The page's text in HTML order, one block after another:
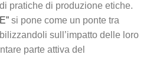
pratiche di produzione etiche.
si pone come un ponte tra
sull’impatto delle loro
parte attiva del